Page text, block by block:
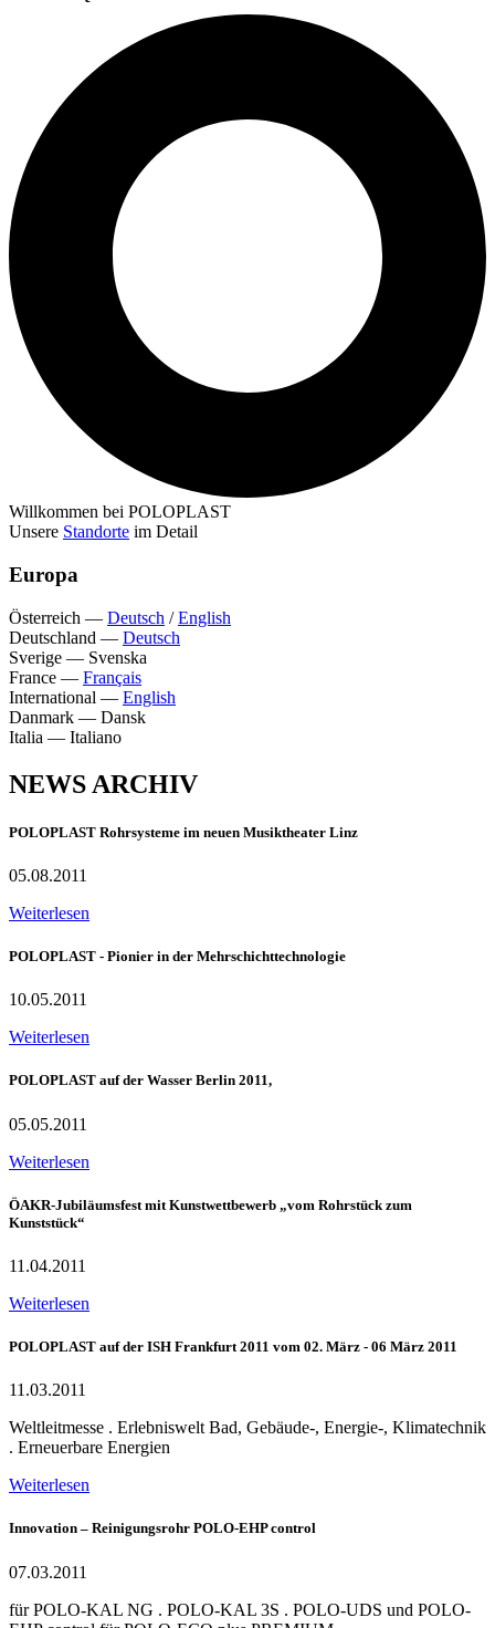
Willkommen bei POLOPLAST
Unsere Standorte im Detail
Europa
Österreich — Deutsch /English
Deutschland — Deutsch
Sverige — Svenska
France — Français
International — English
Danmark — Dansk
Italia — Italiano
NEWS ARCHIV
POLOPLAST Rohrsysteme im neuen Musiktheater Linz
05.08.2011
Weiterlesen
POLOPLAST - Pionier in der Mehrschichttechnologie
10.05.2011
Weiterlesen
POLOPLAST auf der Wasser Berlin 2011,
05.05.2011
Weiterlesen
ÖAKR-Jubiläumsfest mit Kunstwettbewerb „vom Rohrstück zum
Kunststück“
11.04.2011
Weiterlesen
POLOPLAST auf der ISH Frankfurt 2011 vom 02. März - 06 März 2011
11.03.2011
Weltleitmesse . Erlebniswelt Bad, Gebäude-, Energie-, Klimatechnik
. Erneuerbare Energien
Weiterlesen
Innovation – Reinigungsrohr POLO-EHP control
07.03.2011
für POLO-KAL NG . POLO-KAL 3S . POLO-UDS und POLO-